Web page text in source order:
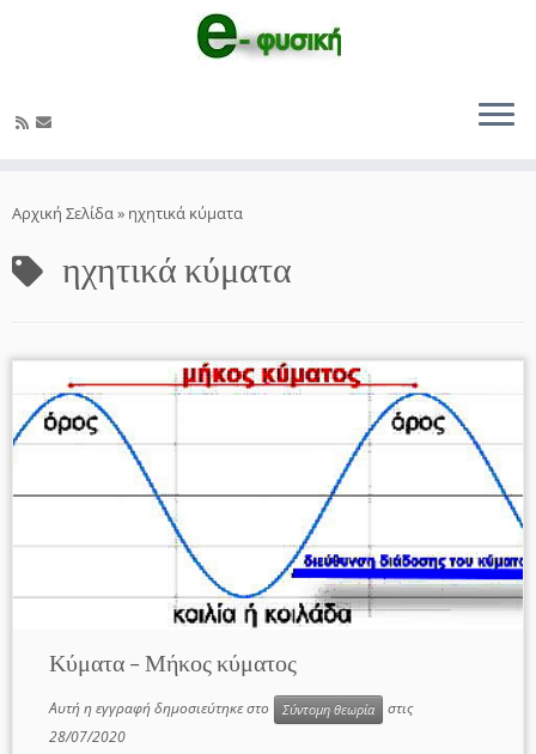
στο
Αρχική Σελίδα» ηχητικά κύματα
ηχητικά κύματα
Κύματα – Μήκος κύματος
Αυτή η εγγραφή δημοσιεύτηκε στο Σύντομη θεωρία
στις
28/07/2020